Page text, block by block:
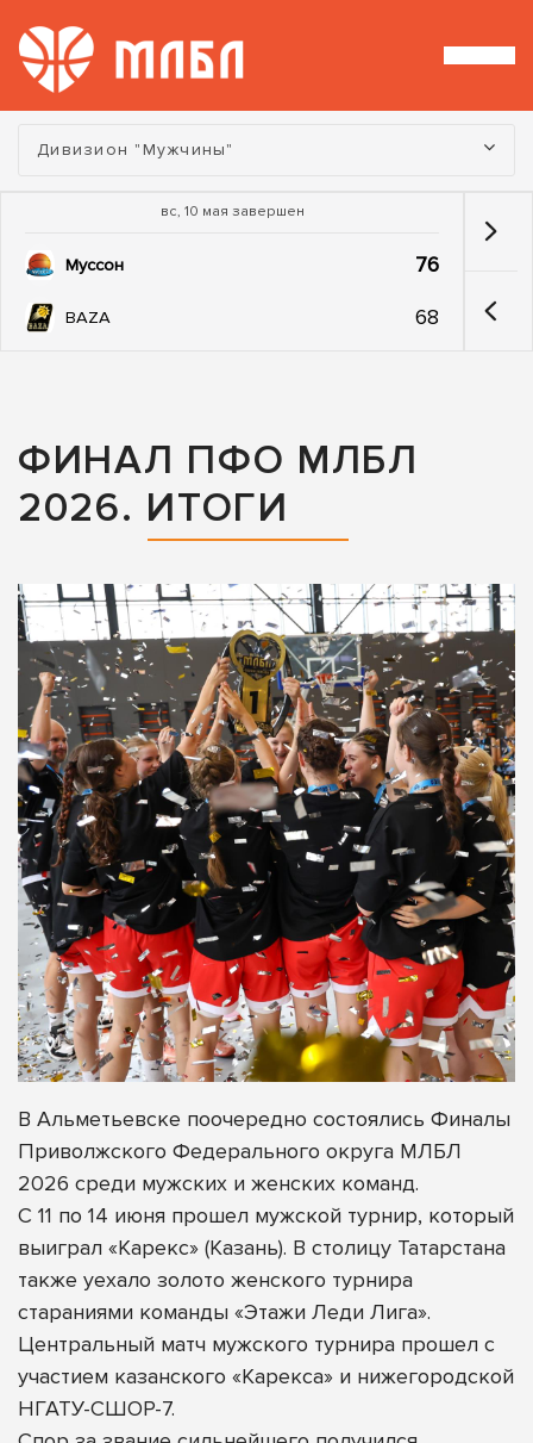
Турнир:
Дивизион "Мужчины"
вс, 10 мая завершен
Муссон 76
BAZA 68
ФИНАЛ ПФО МЛБЛ
2026. ИТОГИ
В Альметьевске поочередно состоялись Финалы
Приволжского Федерального округа МЛБЛ
2026 среди мужских и женских команд.
С 11 по 14 июня прошел мужской турнир, который
выиграл «Карекс» (Казань). В столицу Татарстана
также уехало золото женского турнира
стараниями команды «Этажи Леди Лига».
Центральный матч мужского турнира прошел с
участием казанского «Карекса» и нижегородской
НГАТУ-СШОР-7.